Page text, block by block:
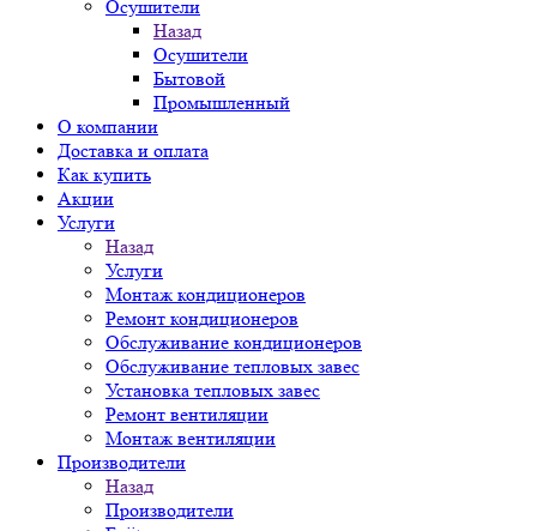
Осушители
Назад
Осушители
Бытовой
Промышленный
О компании
Доставка и оплата
Как купить
Акции
Услуги
Назад
Услуги
Монтаж кондиционеров
Ремонт кондиционеров
Обслуживание кондиционеров
Обслуживание тепловых завес
Установка тепловых завес
Ремонт вентиляции
Монтаж вентиляции
Производители
Назад
Производители